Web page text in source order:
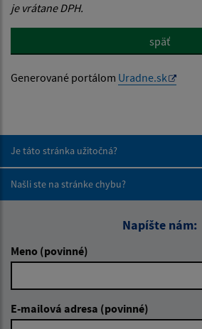
je vrátane DPH.
späť
Generované portálom Uradne.sk
Je táto stránka užitočná?
Našli ste na stránke chybu?
Napíšte nám:
Meno (povinné)
E-mailová adresa (povinné)